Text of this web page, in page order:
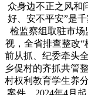
众身边不正之风和
好、安不平安”是
检监察组取驻市场
视，全省排查整改“
前从抓、纪委牵头
乡促村的齐抓共管
村权利教育学生养
案件。2024年4月